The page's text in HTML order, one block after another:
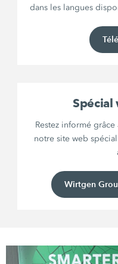
dans les langues
Spécial
Restez informé
notre site web
Wirtgen